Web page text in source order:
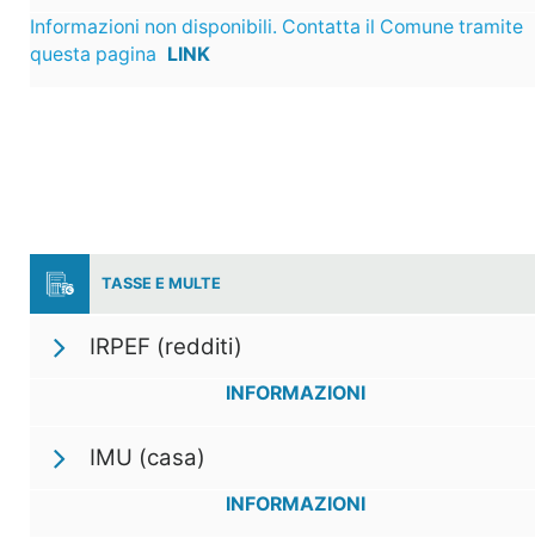
Informazioni non disponibili. Contatta il Comune tramite
questa pagina LINK
TASSE E MULTE
IRPEF (redditi)
INFORMAZIONI
IMU (casa)
INFORMAZIONI